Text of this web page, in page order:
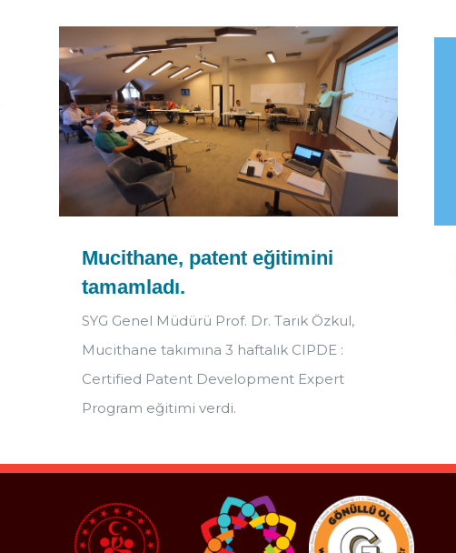
Mucithane, patent eğitimini
tamamladı.
SYG Genel Müdürü Prof. Dr. Tarık Özkul,
Mucithane takımına 3 haftalık CIPDE :
Certified Patent Development Expert
Program eğitimi verdi.